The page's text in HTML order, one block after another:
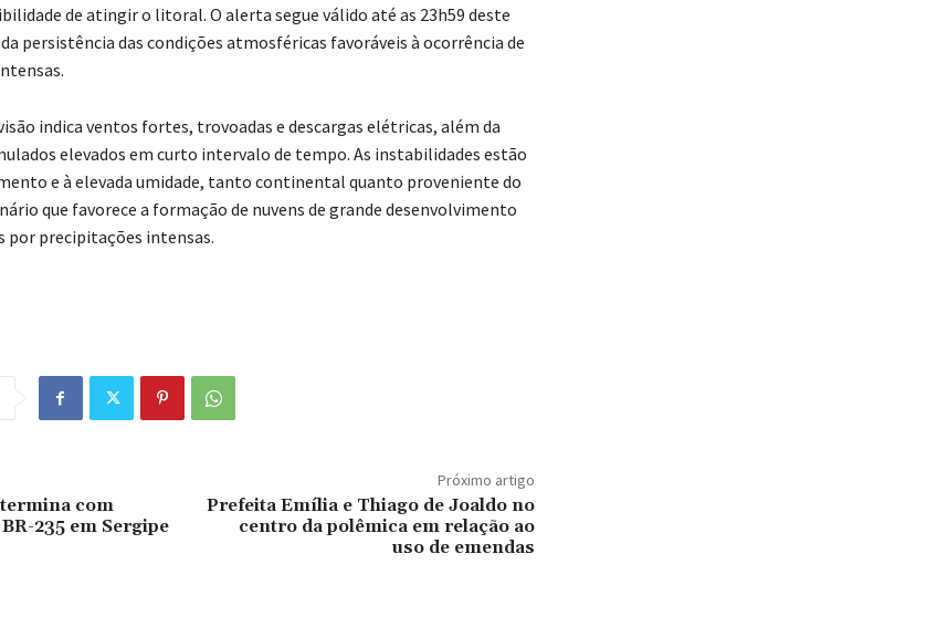
de atingir o litoral. O alerta segue válido até as 23h59 deste
persistência das condições atmosféricas favoráveis à ocorrência de
indica ventos fortes, trovoadas e descargas elétricas, além da
elevados em curto intervalo de tempo. As instabilidades estão
e à elevada umidade, tanto continental quanto proveniente do
que favorece a formação de nuvens de grande desenvolvimento
por precipitações intensas.
com
235 em Sergipe
Próximo artigo
Prefeita Emília e Thiago de Joaldo no
centro da polêmica em relação ao
uso de emendas